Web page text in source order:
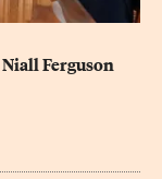
Ferguson